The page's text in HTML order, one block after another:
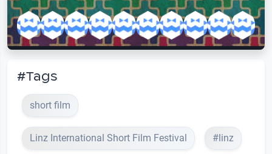
#Tags
short film
Linz International Short Film Festival #linz